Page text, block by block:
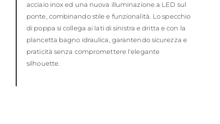
acciaio inox ed una nuova illuminazione a LED sul
ponte, combinando stile e funzionalità. Lo specchio
di poppa si collega ai lati di sinistra e dritta e con la
plancetta bagno idraulica, garantendo sicurezza e
praticità senza compromettere l'elegante
silhouette.